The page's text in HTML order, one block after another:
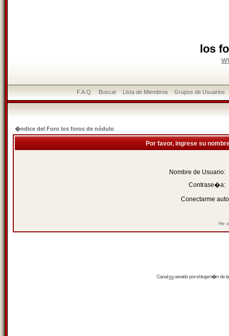
los
F.A.Q. Buscar Lista de Miembros Grupos de Usuarios
�ndice del Foro los foros de nódulo
Por favor, ingrese su
Nombre de Usuario:
Contrase�a:
Conectarme
He
Canalrssservido por eltrujam�nde